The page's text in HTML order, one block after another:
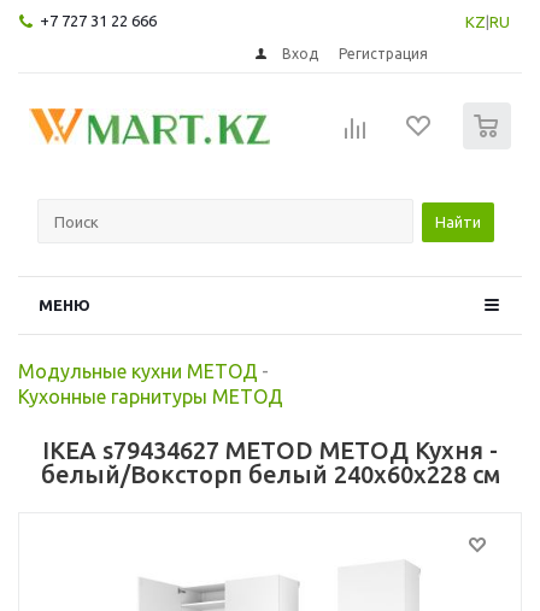
+7 727 31 22 666 KZ RU
Вход Регистрация
Найти
МЕНЮ
Модульные кухни МЕТОД -
Кухонные гарнитуры МЕТОД
IKEA s79434627 METOD МЕТОД Кухня -
белый/Воксторп белый 240x60x228 см